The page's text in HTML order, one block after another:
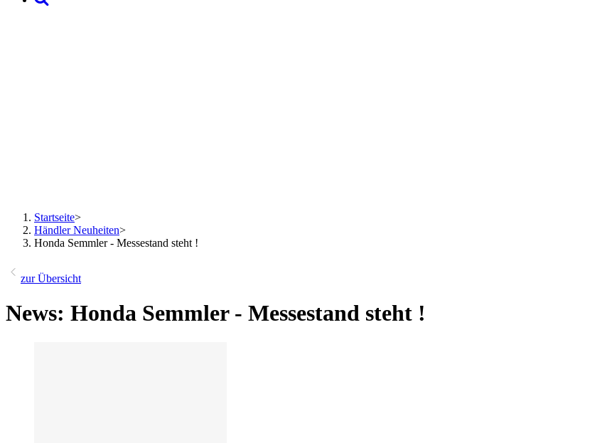
Startseite>
Händler Neuheiten>
Honda Semmler - Messestand steht !
zur Übersicht
News: Honda Semmler - Messestand steht !